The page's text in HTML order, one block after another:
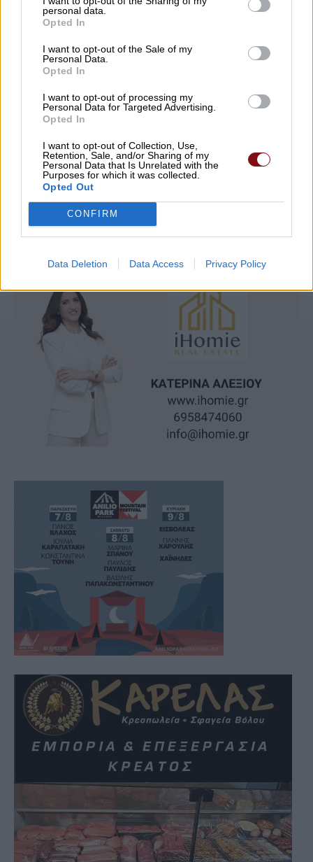
personal data.
Opted In
I want to opt-out of the Sale of my
Personal Data.
Opted In
I want to opt-out of processing my
Personal Data for Targeted Advertising.
Opted In
I want to opt-out of Collection, Use,
Retention, Sale, and/or Sharing of my
Personal Data that Is Unrelated with the
Purposes for which it was collected.
Opted Out
CONFIRM
Data Deletion Data Access Privacy Policy
Διπλασιάζονται οι ανατιθέμενες εκτάσεις
πρασίνου στη Λάρισα – Συνολικά 1.120
στρέμματα υπό τη φροντίδα και επίβλεψη
09/08/2026 , 9:09
Δείτε εδώ όλα τα νέα